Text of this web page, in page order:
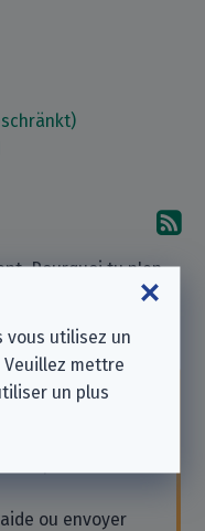
Pourquoi tu n'en
association à but
ou envoyer
vous utilisez un
mettre
un plus